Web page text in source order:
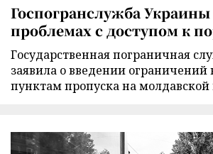
Госпогранслужба
проблемах с доступом к
Государственная пограничная
заявила о введении ограничений
пунктам пропуска на молдавской